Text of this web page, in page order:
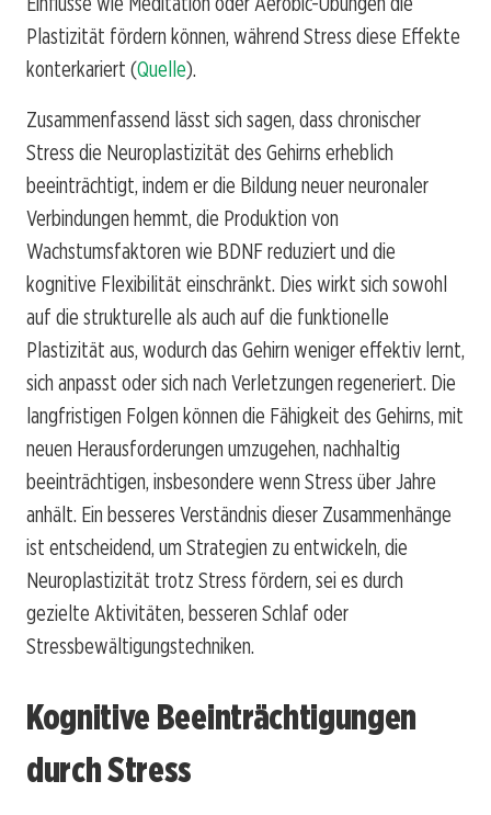
Plastizität fördern können, während Stress diese Effekte
konterkariert (Quelle).
Zusammenfassend lässt sich sagen, dass chronischer
Stress die Neuroplastizität des Gehirns erheblich
beeinträchtigt, indem er die Bildung neuer neuronaler
Verbindungen hemmt, die Produktion von
Wachstumsfaktoren wie BDNF reduziert und die
kognitive Flexibilität einschränkt. Dies wirkt sich sowohl
auf die strukturelle als auch auf die funktionelle
Plastizität aus, wodurch das Gehirn weniger effektiv lernt,
sich anpasst oder sich nach Verletzungen regeneriert. Die
langfristigen Folgen können die Fähigkeit des Gehirns, mit
neuen Herausforderungen umzugehen, nachhaltig
beeinträchtigen, insbesondere wenn Stress über Jahre
anhält. Ein besseres Verständnis dieser Zusammenhänge
ist entscheidend, um Strategien zu entwickeln, die
Neuroplastizität trotz Stress fördern, sei es durch
gezielte Aktivitäten, besseren Schlaf oder
Stressbewältigungstechniken.
Kognitive Beeinträchtigungen
durch Stress